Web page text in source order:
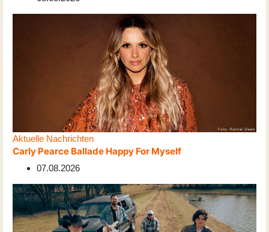
Aktuelle Nachrichten
Carly Pearce Ballade Happy For Myself
07.08.2026